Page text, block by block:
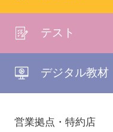
テスト
デジタル教材
営業拠点・特約店